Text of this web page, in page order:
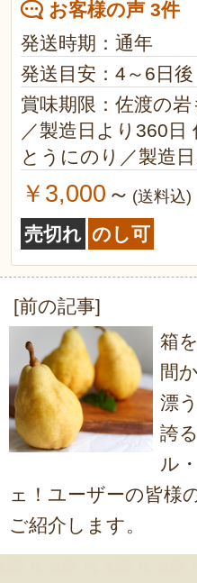
お客様の声 3件
発送時期：通年
発送目安：4～6日後
賞味期限：佐渡の岩
／製造日より360日 佐渡もずく
とうにのり／製造
佐渡の極みさざえ味
より150日
￥3,000 ～ (送料込)
売切れ のし可
投
稿
ナ
ビ
ゲ
シ
ョ
[前の記事]
箱
間
漂
誇
ル
ェ！ユーザーの皆様
ご紹介します。